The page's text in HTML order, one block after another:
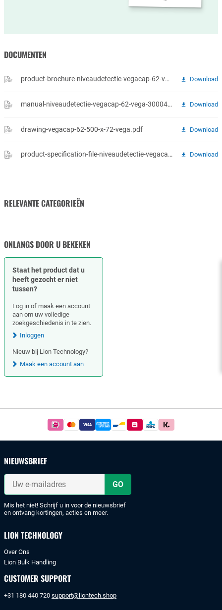
DOCUMENTEN
product-brochure-niveaudetectie-vegacap-62-vega-29982-nl-vegacap-62-65-67-niveaudetectie-in-stortgoed.pdf Download
manual-niveaudetectie-vegacap-62-vega-30004-nl-vegacap-62-relais-dpdt-1.pdf Download
drawing-vegacap-62-500-x-72-vega.pdf Download
product-specification-file-niveaudetectie-vegacap-62-vega-34675-nl-vegacap-62-relais-dpdt.pdf Download
RELEVANTE CATEGORIEËN
ONLANGS DOOR U BEKEKEN
Staat het product dat u
heeft gezocht er niet
tussen?
Log in of maak een account
aan om uw volledige
zoekgeschiedenis in te zien.
Inloggen
Nieuw bij Lion Technology?
Maak een account aan
Betaal
iDeal
of
bankoverschrijving.
NIEUWSBRIEF
Uw
mailadres
Mis het niet! Schrijf u in voor de nieuwsbrief
en ontvang kortingen, acties en meer.
LION TECHNOLOGY
Over Ons
Lion Bulk Handling
CUSTOMER SUPPORT
+31 180 440 720 support@liontech.shop